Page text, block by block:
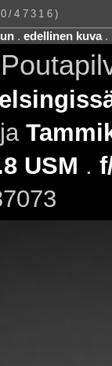
47316)
. edellinen kuva.
USM .